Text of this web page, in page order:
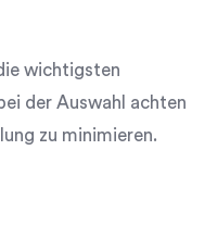
wichtigsten
der Auswahl achten
zu minimieren.